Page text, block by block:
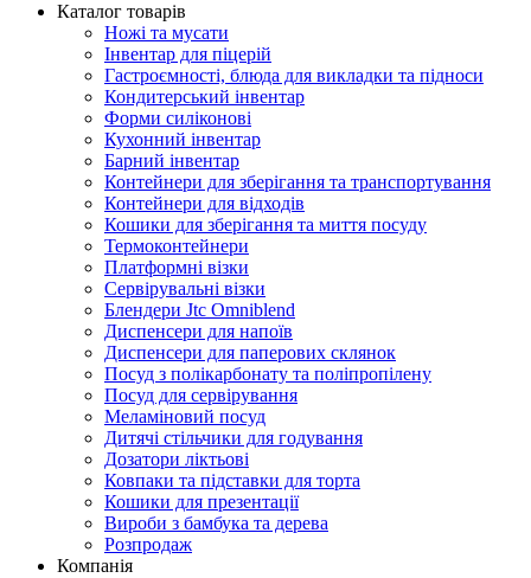
Каталог товарів
Ножі та мусати
Інвентар для піцерій
Гастроємності, блюда для викладки та підноси
Кондитерський інвентар
Форми силіконові
Кухонний інвентар
Барний інвентар
Контейнери для зберігання та транспортування
Контейнери для відходів
Кошики для зберігання та миття посуду
Термоконтейнери
Платформні візки
Сервірувальні візки
Блендери Jtc Omniblend
Диспенсери для напоїв
Диспенсери для паперових склянок
Посуд з полікарбонату та поліпропілену
Посуд для сервірування
Меламіновий посуд
Дитячі стільчики для годування
Дозатори ліктьові
Ковпаки та підставки для торта
Кошики для презентації
Вироби з бамбука та дерева
Розпродаж
Компанія